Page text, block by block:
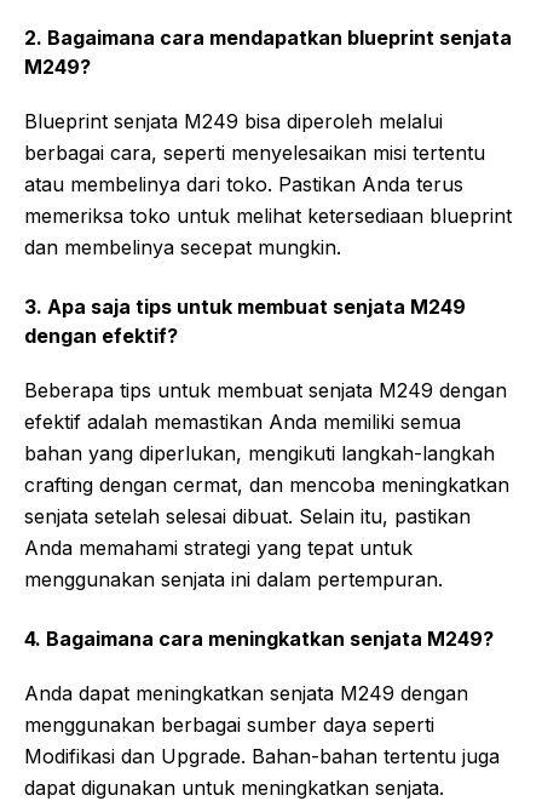
2. Bagaimana cara mendapatkan blueprint senjata
M249?
Blueprint senjata M249 bisa diperoleh melalui
berbagai cara, seperti menyelesaikan misi tertentu
atau membelinya dari toko. Pastikan Anda terus
memeriksa toko untuk melihat ketersediaan blueprint
dan membelinya secepat mungkin.
3. Apa saja tips untuk membuat senjata M249
dengan efektif?
Beberapa tips untuk membuat senjata M249 dengan
efektif adalah memastikan Anda memiliki semua
bahan yang diperlukan, mengikuti langkah-langkah
crafting dengan cermat, dan mencoba meningkatkan
senjata setelah selesai dibuat. Selain itu, pastikan
Anda memahami strategi yang tepat untuk
menggunakan senjata ini dalam pertempuran.
4. Bagaimana cara meningkatkan senjata M249?
Anda dapat meningkatkan senjata M249 dengan
menggunakan berbagai sumber daya seperti
Modifikasi dan Upgrade. Bahan-bahan tertentu juga
dapat digunakan untuk meningkatkan senjata.